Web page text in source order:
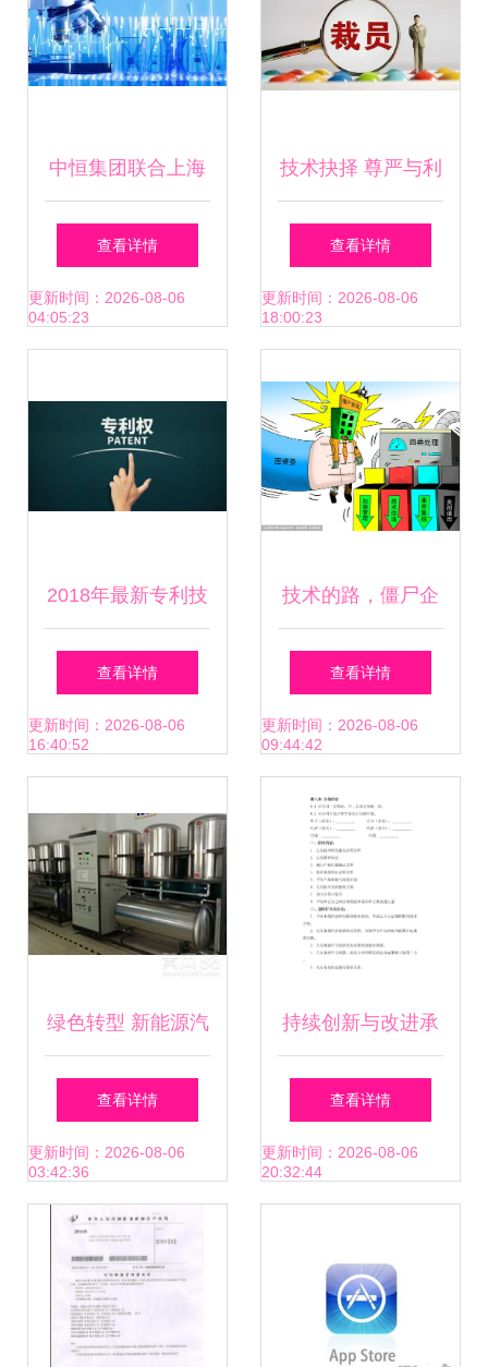
中恒集团联合上海
中医药大学 30亿级
血栓通药物开启二
征程
查看详情
更新时间：2026-08-06
04:05:23
技术抉择 尊严与利
益的平衡之道
查看详情
更新时间：2026-08-06
18:00:23
2018年最新专利技
术转让协议编写指
南及范文
查看详情
更新时间：2026-08-06
16:40:52
技术的路，僵尸企
业的丧钟？——技
术转让与市场活力
如何自我净化？
查看详情
更新时间：2026-08-06
09:44:42
绿色转型 新能源汽
车动力与汽油技术
转让及环保油配方
技术助力和諧未来
查看详情
更新时间：2026-08-06
03:42:36
持续创新与改进承
诺书
查看详情
更新时间：2026-08-06
20:32:44